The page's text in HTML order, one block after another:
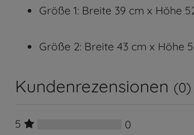
Größe 1: Breite 39 cm x Höhe
Größe 2: Breite 43 cm x Höhe
Kundenrezensionen (0)
5
0